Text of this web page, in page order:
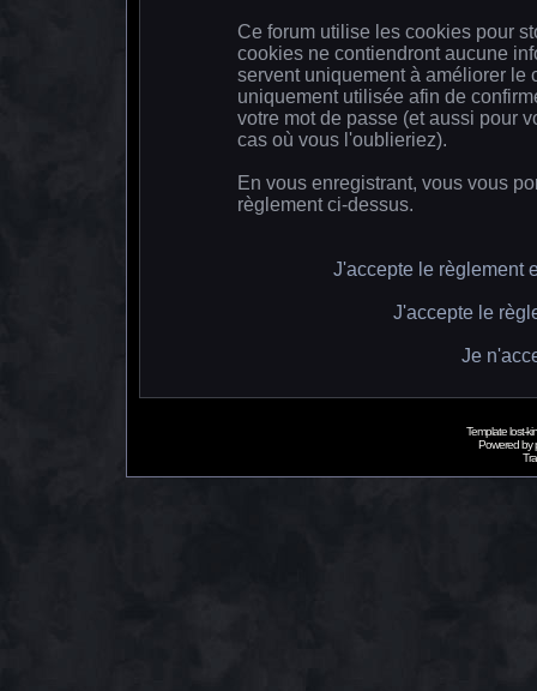
Ce forum utilise les cookies pour
cookies ne contiendront aucune
servent uniquement à améliorer le
uniquement utilisée afin de
votre mot de passe (et aussi pour
cas où vous l'oublieriez).
En vous enregistrant, vous vous
règlement ci-dessus.
J'accepte le règlement
J'accepte le
Je
Template lost-
Powered by